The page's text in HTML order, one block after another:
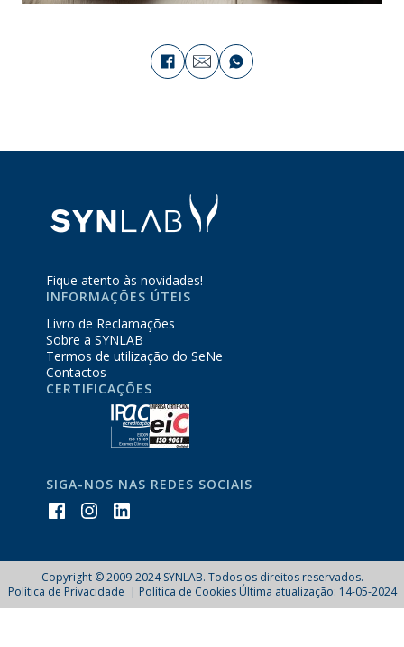
Fique atento às novidades!
INFORMAÇÕES ÚTEIS
Livro de Reclamações
Sobre a SYNLAB
Termos de utilização do SeNe
Contactos
CERTIFICAÇÕES
SIGA-NOS NAS REDES SOCIAIS
Copyright © 2009-2024 SYNLAB. Todos os direitos reservados.
Política de Privacidade
Política de Cookies Última atualização: 14-05-2024